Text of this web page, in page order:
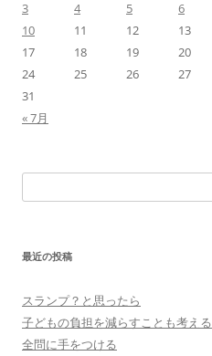
3 4 5 6
10
11 12 13
17
18 19 20
24
25 26 27
31
« 7月
索:
最近の投稿
スランプ？と思ったら
子どもの負担を減らすことも考える
全問に手をつける